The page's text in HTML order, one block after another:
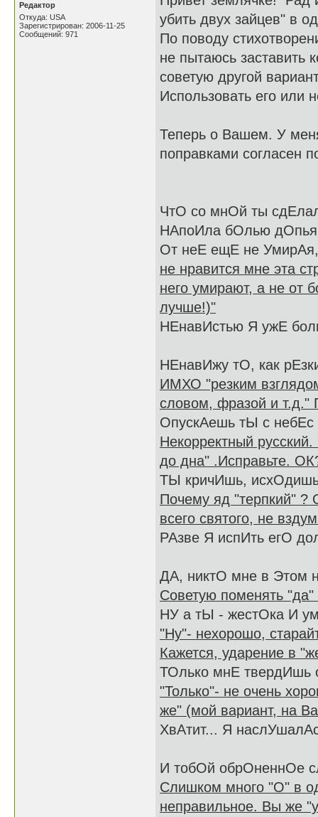
Редактор
Откуда: USA
Зарегистрирован: 2006-11-25
Сообщений: 971
убить двух зайцев" в
По поводу
не пытаюсь заставить
советую другой
Использовать его или
Теперь о Вашем. У
поправками согласен
ЧтО со мнОй ты
НАпоИла бОлью
От неЕ ещЕ не УмирАя,
не нравится мне эта
него умирают, а не от
лучше!)"
НЕнавИстью Я ужЕ
НЕнавИжу тО, как
ИМХО "резким
словом, фразой и т.д."
ОпускАешь тЫ с
Некорректный
до дна" .Исправьте.
ТЫ кричИшь,
Почему яд "терпкий" ?
всего святого, не
РАзве Я испИть егО
ДА, никтО мне в Этом
Советую поменять
НУ а тЫ - жестОка И
"Ну"- нехорошо,
Кажется, ударение в
ТОлько мнЕ твердИшь
"Только"- не очень
же" (мой вариант, на
ХвАтит... Я
И тобОй обрОненнОе
Слишком много "О" в
неправильное. Вы же